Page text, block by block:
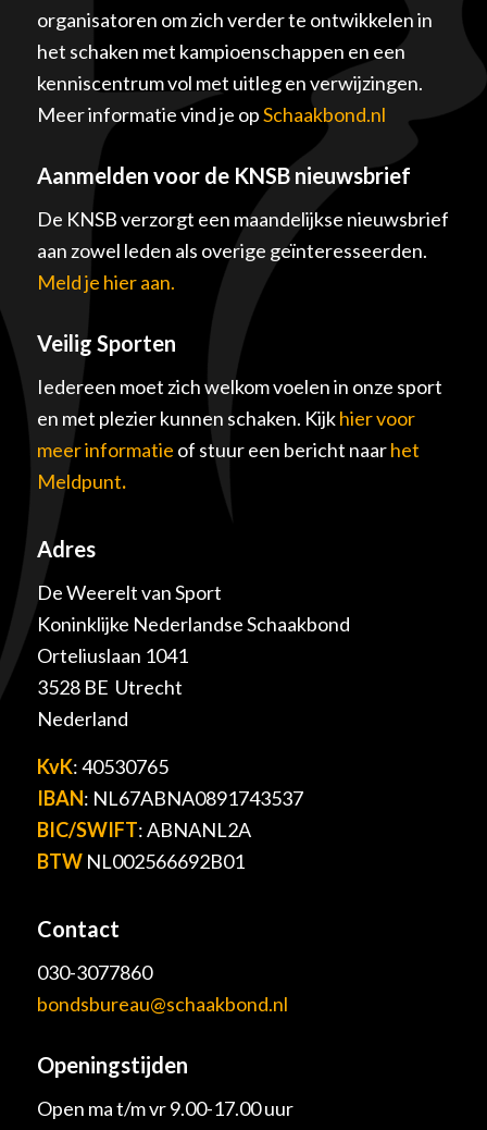
organisatoren om zich verder te ontwikkelen in
het schaken met kampioenschappen en een
kenniscentrum vol met uitleg en verwijzingen.
Meer informatie vind je opSchaakbond.nl
Aanmelden voor de KNSB nieuwsbrief
De KNSB verzorgt een maandelijkse nieuwsbrief
aan zowel leden als overige geïnteresseerden.
Meld je hier aan.
Veilig Sporten
Iedereen moet zich welkom voelen in onze sport
en met plezier kunnen schaken. Kijkhier voor
meer informatie of stuur een bericht naarhet
Meldpunt.
Adres
De Weerelt van Sport
Koninklijke Nederlandse Schaakbond
Orteliuslaan 1041
3528 BE Utrecht
Nederland
KvK: 40530765
IBAN: NL67ABNA0891743537
BIC/SWIFT: ABNANL2A
BTWNL002566692B01
Contact
030-3077860
bondsbureau@schaakbond.nl
Openingstijden
Open ma t/m vr 9.00-17.00 uur